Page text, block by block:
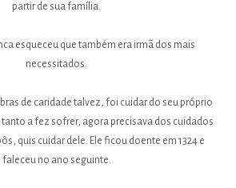
partir de sua família.
esqueceu que também era irmã dos mais
necessitados.
de caridade talvez, foi cuidar do seu próprio
a fez sofrer, agora precisava dos cuidados
quis cuidar dele. Ele ficou doente em 1324 e
faleceu no ano seguinte.